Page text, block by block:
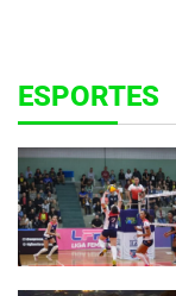
ESPORTES